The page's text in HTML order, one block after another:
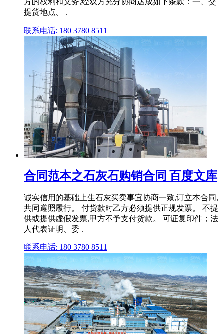
提货地点、 .
联系电话: 180 3780 8511
合同范本之石灰石购销合同 百度文库
诚实信用的基础上生石灰买卖事宜协商一致,订立本合同,
共同遵照履行。 付货款时乙方必须提供正规发票。 不提
供或提供虚假发票,甲方不予支付货款。 可证复印件；法
人代表证明、委 .
联系电话: 180 3780 8511